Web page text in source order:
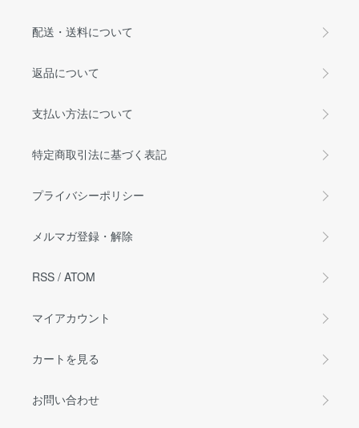
配送・送料について
返品について
支払い方法について
特定商取引法に基づく表記
プライバシーポリシー
メルマガ登録・解除
RSS / ATOM
マイアカウント
カートを見る
お問い合わせ